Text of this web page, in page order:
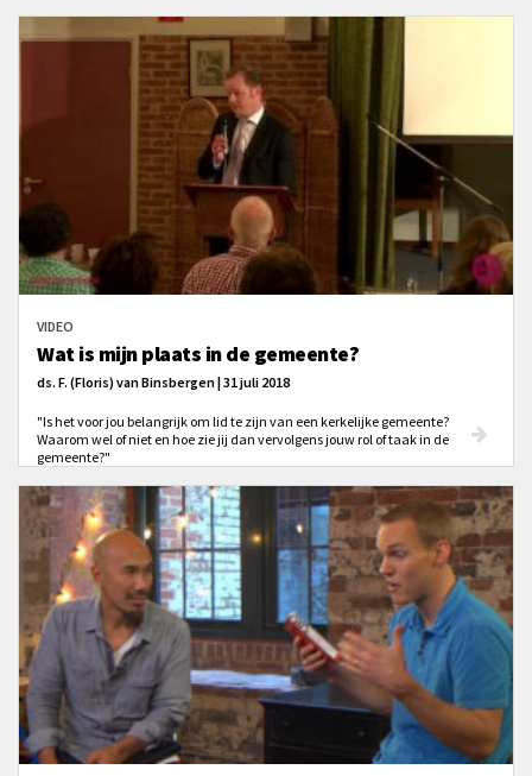
VIDEO
Wat is mijn plaats in de gemeente?
ds. F. (Floris) van Binsbergen | 31 juli 2018
"Is het voor jou belangrijk om lid te zijn van een kerkelijke gemeente?
Waarom wel of niet en hoe zie jij dan vervolgens jouw rol of taak in de
gemeente?"